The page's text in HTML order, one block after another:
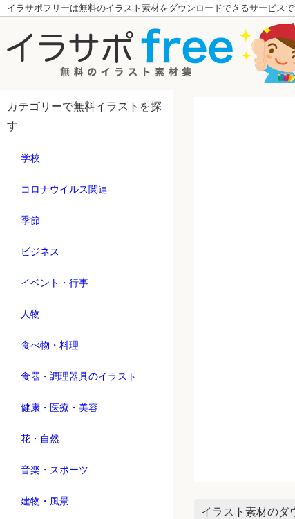
イラサポフリーは無料のイラスト素材をダウンロードできるサービス
カテゴリーで無料イラストを探
す
学校
コロナウイルス関連
季節
ビジネス
イベント・行事
人物
食べ物・料理
食器・調理器具のイラスト
健康・医療・美容
花・自然
音楽・スポーツ
建物・風景
イラスト素材のダ